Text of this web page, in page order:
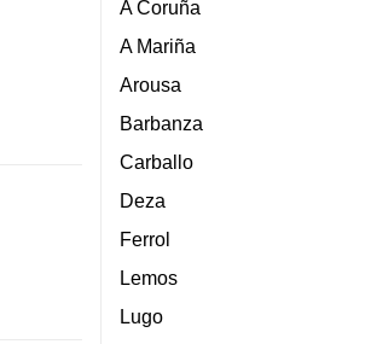
A Coruña
A Mariña
Arousa
Barbanza
Carballo
Deza
Ferrol
Lemos
Lugo